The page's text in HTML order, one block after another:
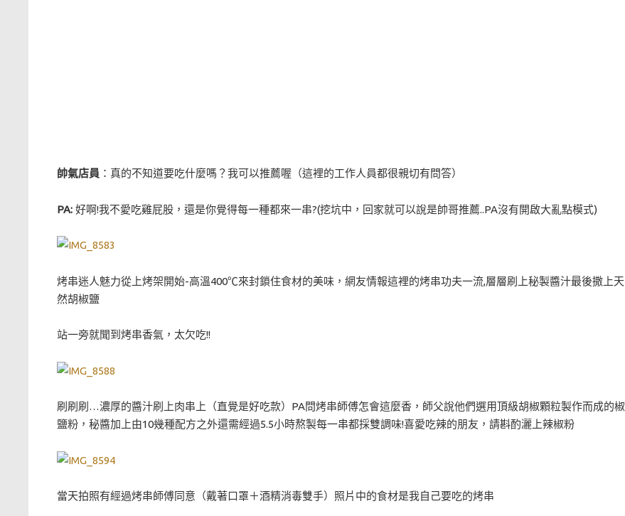
帥氣店員 ：真的不知道要吃什麼嗎？我可以推薦喔（這裡的工作人員都很親切有問答）
PA: 好啊!我不愛吃雞屁股，還是你覺得每一種都來一串?(挖坑中，回家就可以說是帥哥推薦..PA沒有開啟大亂點模式)
烤串迷人魅力從上烤架開始-高溫400℃來封鎖住食材的美味，網友情報這裡的烤串功夫一流,層層刷上秘製醬汁最後撒上天
然胡椒鹽
站一旁就聞到烤串香氣，太欠吃!!
刷刷刷…濃厚的醬汁刷上肉串上（直覺是好吃款）PA問烤串師傅怎會這麼香，師父說他們選用頂級胡椒顆粒製作而成的椒
鹽粉，秘醬加上由10幾種配方之外還需經過5.5小時熬製每一串都採雙調味!喜愛吃辣的朋友，請斟酌灑上辣椒粉
當天拍照有經過烤串師傅同意（戴著口罩＋酒精消毒雙手）照片中的食材是我自己要吃的烤串